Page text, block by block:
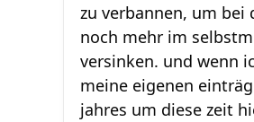
zu verbannen, um bei
noch mehr im
versinken. und wenn
meine eigenen
jahres um diese zeit